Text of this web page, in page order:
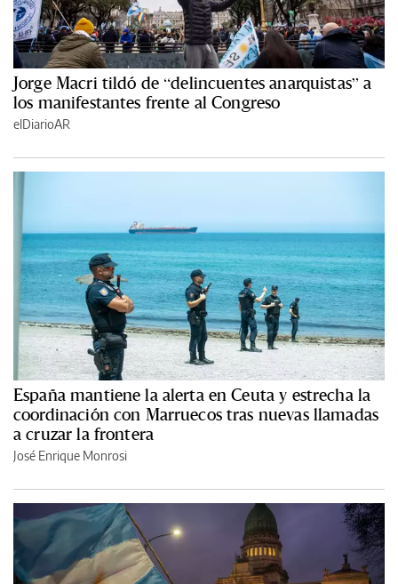
Jorge Macri tildó de “delincuentes anarquistas” a
los manifestantes frente al Congreso
elDiarioAR
España mantiene la alerta en Ceuta y estrecha la
coordinación con Marruecos tras nuevas llamadas
a cruzar la frontera
José Enrique Monrosi